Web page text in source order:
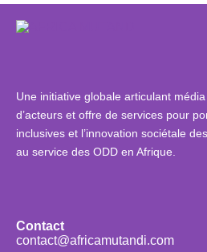
Une initiative globale articulant
d’acteurs et offre de services pour
inclusives et l’innovation sociétale
au service des ODD en Afrique.
Contact
contact@africamutandi.com